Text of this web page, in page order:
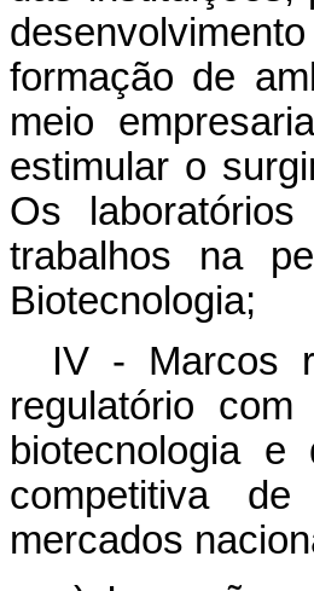
formação de
meio
estimular o
Os
trabalhos na
Biotecnologia;
IV - Marcos
regulatório
biotecnologia
competitiva
mercados